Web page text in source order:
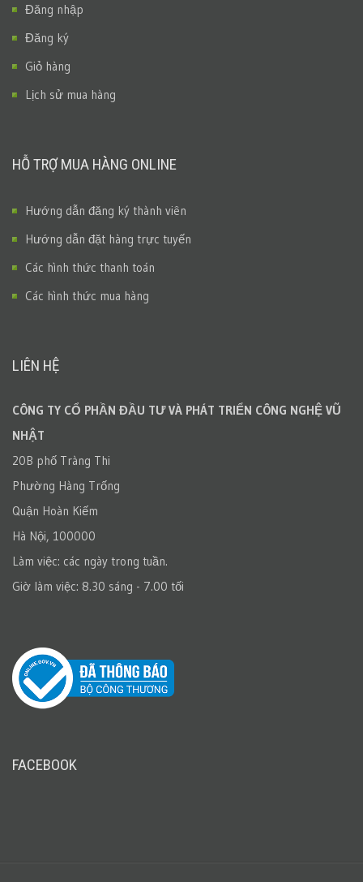
Đăng nhập
Đăng ký
Giỏ hàng
Lịch sử mua hàng
HỖ TRỢ MUA HÀNG ONLINE
Hướng dẫn đăng ký thành viên
Hướng dẫn đặt hàng trực tuyến
Các hình thức thanh toán
Các hình thức mua hàng
LIÊN HỆ
CÔNG TY CỔ PHẦN ĐẦU TƯ VÀ PHÁT TRIỂN CÔNG NGHỆ VŨ
NHẬT
20B phố Tràng Thi
Phường Hàng Trống
Quận Hoàn Kiếm
Hà Nội, 100000
Làm việc: các ngày trong tuần.
Giờ làm việc: 8.30 sáng - 7.00 tối
FACEBOOK